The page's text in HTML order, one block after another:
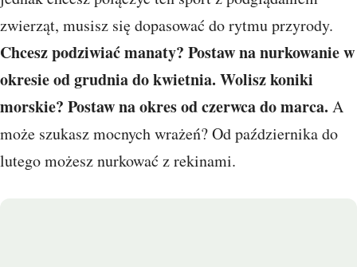
zwierząt, musisz się dopasować do rytmu przyrody.
Chcesz podziwiać manaty? Postaw na nurkowanie w
okresie od grudnia do kwietnia. Wolisz koniki
morskie? Postaw na okres od czerwca do marca. A
może szukasz mocnych wrażeń? Od października do
lutego możesz nurkować z rekinami.